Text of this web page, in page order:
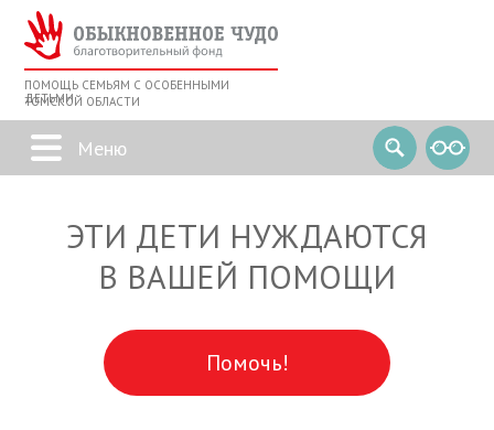
ПОМОЩЬ СЕМЬЯМ С ОСОБЕННЫМИ
ДЕТЬМИ
ТОМСКОЙ ОБЛАСТИ
ЭТИ ДЕТИ НУЖДАЮТСЯ
В ВАШЕЙ ПОМОЩИ
Помочь!